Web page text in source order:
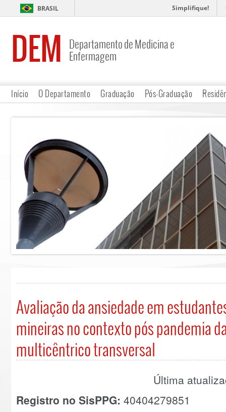
BRASIL Simplifique!
DEM
Departamento de Medicina e
Enfermagem
Início O Departamento Graduação Pós-Graduação
Avaliação da ansiedade em
mineiras no contexto pós pandemia
multicêntrico transversal
Última
Registro no SisPPG: 40404279851